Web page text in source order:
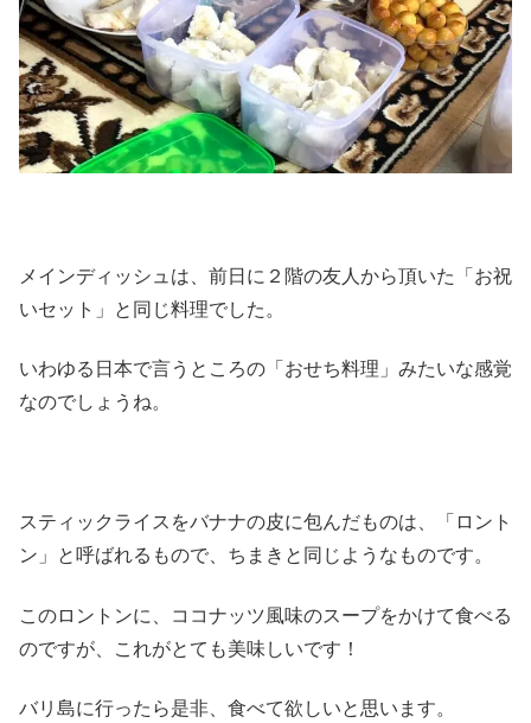
メインディッシュは、前日に２階の友人から頂いた「お祝
いセット」と同じ料理でした。
いわゆる日本で言うところの「おせち料理」みたいな感覚
なのでしょうね。
スティックライスをバナナの皮に包んだものは、「ロント
ン」と呼ばれるもので、ちまきと同じようなものです。
このロントンに、ココナッツ風味のスープをかけて食べる
のですが、これがとても美味しいです！
バリ島に行ったら是非、食べて欲しいと思います。